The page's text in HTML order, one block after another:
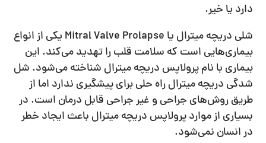
دارد یا خیر.
شلی دریچه میترال یا Mitral Valve Prolapse یکی از انواع
بیماری‌هایی است که سلامت قلب را تهدید می‌کند. این
بیماری با نام پرولاپس دریچه میترال شناخته می‌شود. شل
شدگی دریچه میترال راه حلی برای پیشگیری ندارد اما از
طریق روش‌های جراحی و غیر جراحی قابل درمان است. در
بسیاری از موارد پرولاپس دریچه میترال باعث ایجاد خطر
در انسان نمی‌شود.